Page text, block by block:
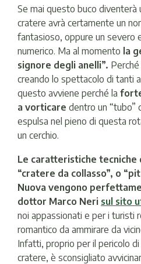
Se mai questo buco diventerà
cratere avrà certamente un
fantasioso, oppure un severo
numerico. Ma al momento la
signore degli anelli”.
creando lo spettacolo di tanti
questo avviene perché la
a vorticare dentro un “tubo”
espulsa nel pieno di questa
un cerchio.
Le caratteristiche tecniche
“cratere da collasso”, o
Nuova vengono
dottor Marco Neri sul sito
noi appassionati e per i turisti
romantico da ammirare da
Infatti, proprio per il pericolo
cratere, è sconsigliato